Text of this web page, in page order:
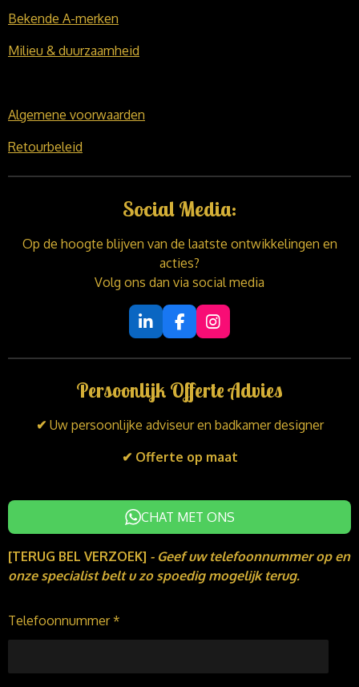
Bekende A-merken
Milieu & duurzaamheid
Algemene voorwaarden
Retourbeleid
Social Media:
Op de hoogte blijven van de laatste ontwikkelingen en
acties?
Volg ons dan via social media
L
i
n
e
d
I
n
F
a
c
b
o
o
k
I
n
s
a
r
a
Persoonlijk Offerte Advies
✔ Uw persoonlijke adviseur en badkamer designer
✔ Offerte op maat
CHAT MET ONS
[TERUG BEL VERZOEK] - Geef uw telefoonnummer op en
onze specialist belt u zo spoedig mogelijk terug.
Telefoonnummer *